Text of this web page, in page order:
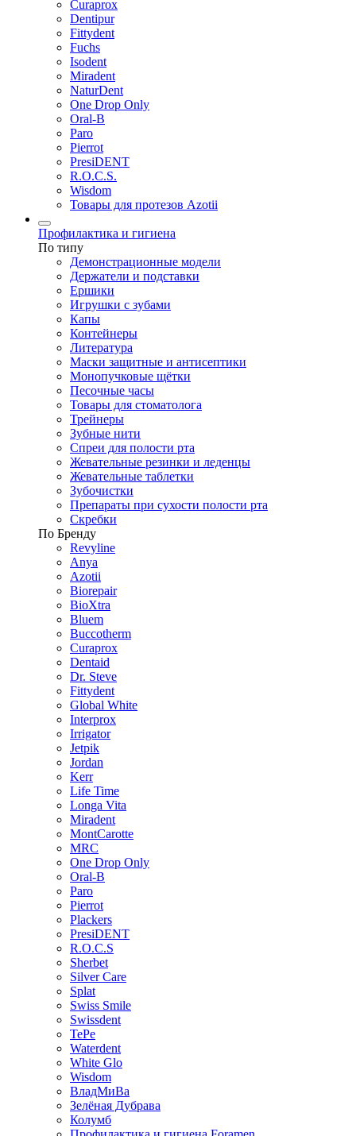
Curaprox
Dentipur
Fittydent
Fuchs
Isodent
Miradent
NaturDent
One Drop Only
Oral-B
Paro
Pierrot
PresiDENT
R.O.C.S.
Wisdom
Товары для протезов Azotii
Профилактика и гигиена
По типу
Демонстрационные модели
Держатели и подставки
Ершики
Игрушки с зубами
Капы
Контейнеры
Литература
Маски защитные и антисептики
Монопучковые щётки
Песочные часы
Товары для стоматолога
Трейнеры
Зубные нити
Спреи для полости рта
Жевательные резинки и леденцы
Жевательные таблетки
Зубочистки
Препараты при сухости полости рта
Скребки
По Бренду
Revyline
Anya
Azotii
Biorepair
BioXtra
Bluem
Buccotherm
Curaprox
Dentaid
Dr. Steve
Fittydent
Global White
Interprox
Irrigator
Jetpik
Jordan
Kerr
Life Time
Longa Vita
Miradent
MontCarotte
MRC
One Drop Only
Oral-B
Paro
Pierrot
Plackers
PresiDENT
R.O.C.S
Sherbet
Silver Care
Splat
Swiss Smile
Swissdent
TePe
Waterdent
White Glo
Wisdom
ВладМиВа
Зелёная Дубрава
Колумб